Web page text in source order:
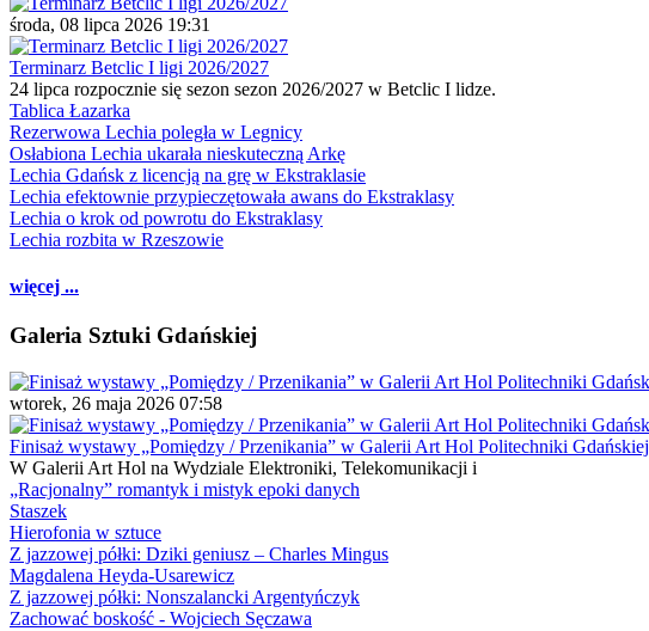
środa, 08 lipca 2026 19:31
Terminarz Betclic I ligi 2026/2027
24 lipca rozpocznie się sezon sezon 2026/2027 w Betclic I lidze.
Tablica Łazarka
Rezerwowa Lechia poległa w Legnicy
Osłabiona Lechia ukarała nieskuteczną Arkę
Lechia Gdańsk z licencją na grę w Ekstraklasie
Lechia efektownie przypieczętowała awans do Ekstraklasy
Lechia o krok od powrotu do Ekstraklasy
Lechia rozbita w Rzeszowie
więcej ...
Galeria Sztuki Gdańskiej
wtorek, 26 maja 2026 07:58
Finisaż wystawy „Pomiędzy / Przenikania” w Galerii Art Hol Politechniki Gdańskiej
W Galerii Art Hol na Wydziale Elektroniki, Telekomunikacji i
„Racjonalny” romantyk i mistyk epoki danych
Staszek
Hierofonia w sztuce
Z jazzowej półki: Dziki geniusz – Charles Mingus
Magdalena Heyda-Usarewicz
Z jazzowej półki: Nonszalancki Argentyńczyk
Zachować boskość - Wojciech Sęczawa